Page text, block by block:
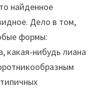
найденное
Дело в том,
формы:
какая-нибудь лиана